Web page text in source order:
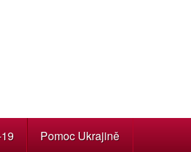
Pomoc Ukrajině